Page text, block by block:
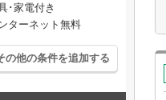
･家電付き
ターネット無料
の他の条件を追加する